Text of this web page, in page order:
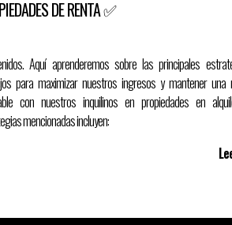
DE RENTA ✅
Aquí aprenderemos sobre las principales
para maximizar nuestros ingresos y mantener una
con nuestros inquilinos en propiedades en
mencionadas incluyen: